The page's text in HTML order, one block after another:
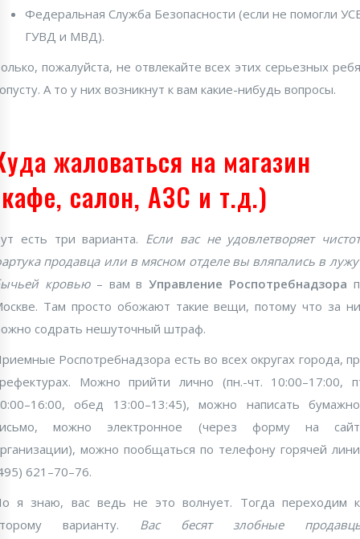
Федеральная Служба Безопасности (если не помогли
ГУВД и МВД).
пожалуйста, не отвлекайте всех этих серьезных
А то у них возникнут к вам какие-нибудь вопросы.
жаловаться на магазин
салон, АЗС и т.д.)
есть три варианта. Если вас не удовлетворяет
продавца или в мясном отделе вы вляпались в лужу
кровью– вам вУправление Роспотребнадзора
Там просто обожают такие вещи, потому что за
содрать нешуточный штраф.
Роспотребнадзора есть во всех округах города,
Можно прийти лично (пн.-чт. 10:00–17:00,
обед 13:00–13:45), можно написать
можно электронное (через форму на
можно пообщаться по телефону горячей
621–70–76.
я знаю, вас ведь не это волнует. Тогда переходим
варианту. Вас бесят злобные